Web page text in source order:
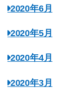
2020年6月
2020年5月
2020年4月
2020年3月